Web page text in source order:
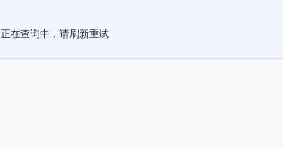
正在查询中，请刷新重试